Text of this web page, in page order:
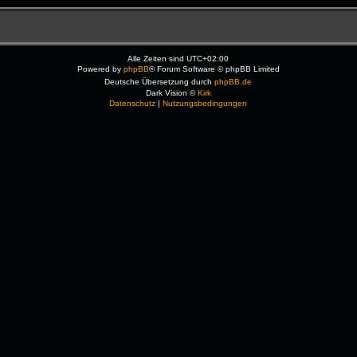
Alle Zeiten sindUTC+02:00
Powered by phpBB® Forum Software © phpBB Limited
Deutsche Übersetzung durchphpBB.de
Dark Vision ©Kirk
Datenschutz |Nutzungsbedingungen